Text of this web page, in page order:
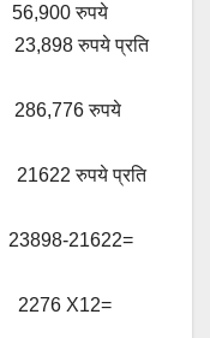
रुपये
रुपये प्रत‍ि
रुपये
रुपये प्रत‍ि
21622=
X12=